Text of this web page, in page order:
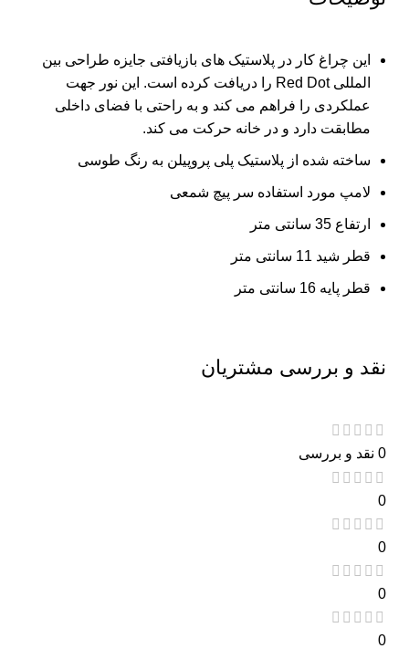
این چراغ کار در پلاستیک های بازیافتی جایزه طراحی بین
المللی Red Dot را دریافت کرده است. این نور جهت
عملکردی را فراهم می کند و به راحتی با فضای داخلی
مطابقت دارد و در خانه حرکت می کند.
ساخته شده از پلاستیک پلی پروپیلن به رنگ طوسی
لامپ مورد استفاده سر پیچ شمعی
ارتفاع 35 سانتی متر
قطر شید 11 سانتی متر
قطر پایه 16 سانتی متر
نقد و بررسی مشتریان
0 نقد و بررسی
0
0
0
0